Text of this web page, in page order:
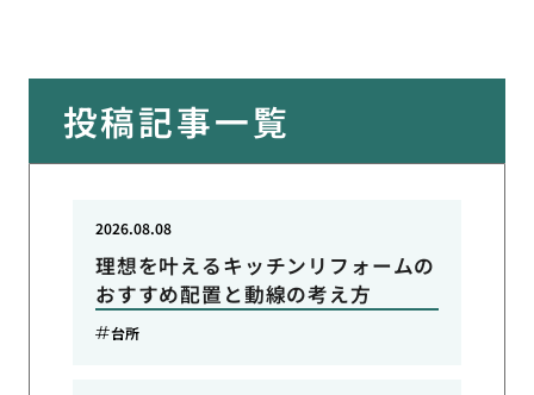
投稿記事一覧
理想を叶えるキッチンリフォームの
おすすめ配置と動線の考え方
2026.08.08
台所